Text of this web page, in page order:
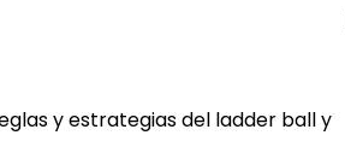
y estrategias del ladder ball y